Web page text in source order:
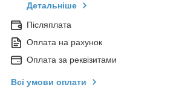
Детальніше
Післяплата
Оплата на рахунок
Оплата за реквізитами
Всі умови оплати